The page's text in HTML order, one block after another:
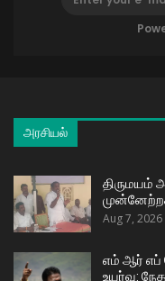
அரசியல்
திருமயம்
Aug 7, 2026
எம் ஆர் எப்
உயர்வு: